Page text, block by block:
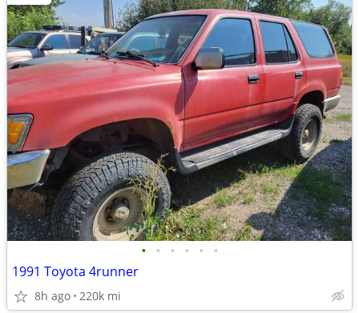
• • • • • •
1991 Toyota 4runner
8h ago 220k mi